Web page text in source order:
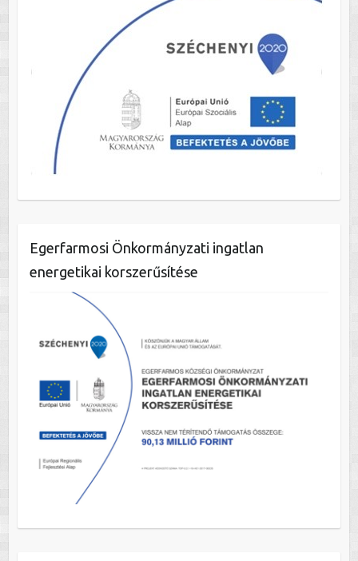
Egerfarmosi Önkormányzati ingatlan
energetikai korszerűsítése